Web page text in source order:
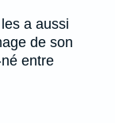
a aussi
de son
entre